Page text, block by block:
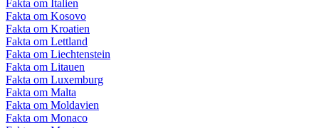
Fakta om Italien
Fakta om Kosovo
Fakta om Kroatien
Fakta om Lettland
Fakta om Liechtenstein
Fakta om Litauen
Fakta om Luxemburg
Fakta om Malta
Fakta om Moldavien
Fakta om Monaco